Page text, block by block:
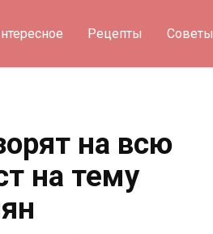
Рецепты Советы
на всю
на тему